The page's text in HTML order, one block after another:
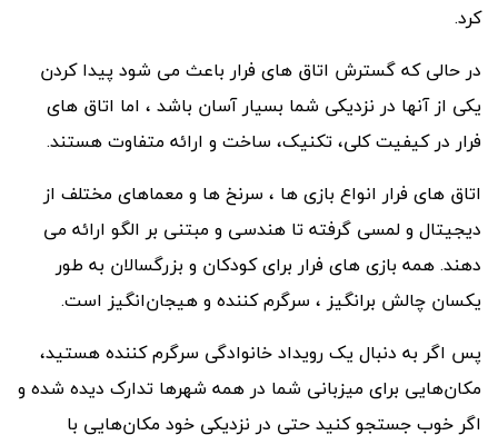
کرد.
در حالی که گسترش اتاق های فرار باعث می شود پیدا کردن
یکی از آنها در نزدیکی شما بسیار آسان باشد ، اما اتاق های
فرار در کیفیت کلی، تکنیک، ساخت و ارائه متفاوت هستند.
اتاق های فرار انواع بازى ها ، سرنخ ها و معماهای مختلف از
دیجیتال و لمسی گرفته تا هندسی و مبتنی بر الگو ارائه می
دهند. همه بازی های فرار برای کودکان و بزرگسالان به طور
یکسان چالش برانگیز ، سرگرم کننده و هیجان‌انگیز است.
پس اگر به دنبال یک رویداد خانوادگی سرگرم کننده هستید،
مکان‌هایی برای میزبانی شما در همه شهرها تدارک دیده شده و
اگر خوب جستجو کنید حتی در نزدیکی خود مکان‌هایی با